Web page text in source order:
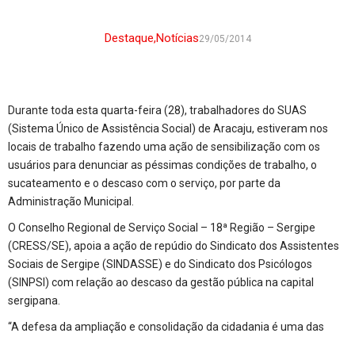
Destaque,Notícias29/05/2014
Durante toda esta quarta-feira (28), trabalhadores do SUAS
(Sistema Único de Assistência Social) de Aracaju, estiveram nos
locais de trabalho fazendo uma ação de sensibilização com os
usuários para denunciar as péssimas condições de trabalho, o
sucateamento e o descaso com o serviço, por parte da
Administração Municipal.
O Conselho Regional de Serviço Social – 18ª Região – Sergipe
(CRESS/SE), apoia a ação de repúdio do Sindicato dos Assistentes
Sociais de Sergipe (SINDASSE) e do Sindicato dos Psicólogos
(SINPSI) com relação ao descaso da gestão pública na capital
sergipana.
“A defesa da ampliação e consolidação da cidadania é uma das